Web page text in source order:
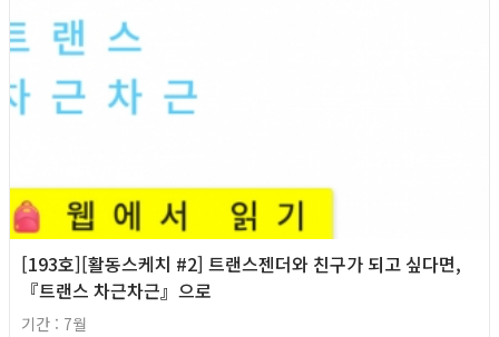
[193호][활동스케치 #2] 트랜스젠더와 친구가 되고 싶다면,
『트랜스 차근차근』으로
기간 : 7월